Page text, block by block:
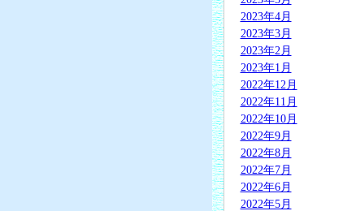
2023年4月
2023年3月
2023年2月
2023年1月
2022年12月
2022年11月
2022年10月
2022年9月
2022年8月
2022年7月
2022年6月
2022年5月